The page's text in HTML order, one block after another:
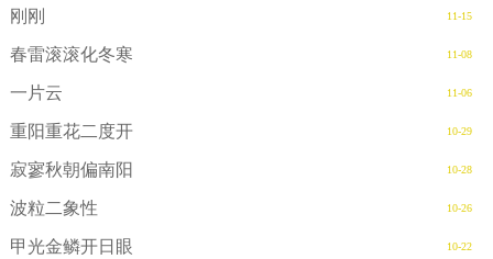
11-15
刚刚
11-08
春雷滚滚化冬寒
11-06
一片云
10-29
重阳重花二度开
10-28
寂寥秋朝偏南阳
10-26
波粒二象性
10-22
甲光金鳞开日眼